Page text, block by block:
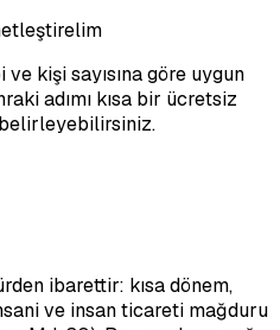
kişi sayısına göre uygun
adımı kısa bir ücretsiz
belirleyebilirsiniz.
ibarettir: kısa dönem,
ve insan ticareti mağduru